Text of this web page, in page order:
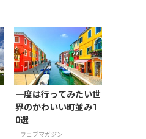
一度は行ってみたい世
界のかわいい町並み1
0選
ウェブマガジン